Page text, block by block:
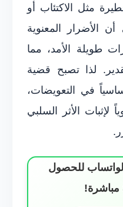
مثل الاكتئاب أو
الأضرار المعنوية
طويلة الأمد، مما
لذا تصبح قضية
في التعويضات،
لإثبات الأثر السلبي
للحصول